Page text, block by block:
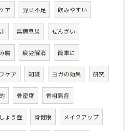
ア 野菜不足 飲みやすい
無病息災 ぜんざい
腸 疲労解消 簡単に
ケア 知識 ヨガの効果 研究
骨密度 骨粗鬆症
ょう症 骨健康 メイクアップ